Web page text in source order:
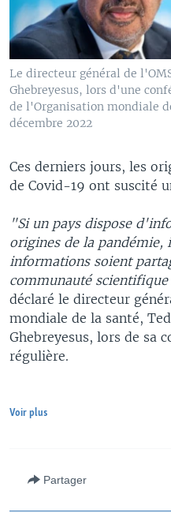
Le directeur général de
Ghebreyesus, lors d'une
de l'Organisation mondiale
décembre 2022
Ces derniers jours, les
de Covid-19 ont suscité
"Si un pays dispose
origines de la pandémie,
informations soient
communauté
déclaré le directeur
mondiale de la santé,
Ghebreyesus, lors de sa
régulière.
Voir plus
Partager